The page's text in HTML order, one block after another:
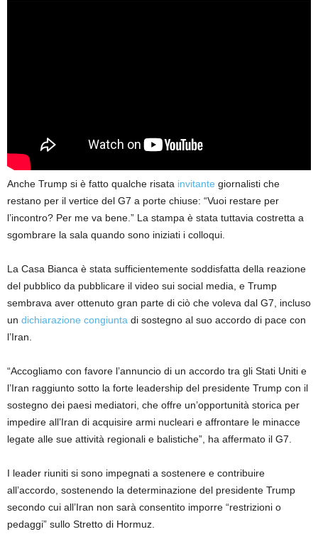
Anche Trump si è fatto qualche risata invitante giornalisti che
restano per il vertice del G7 a porte chiuse: “Vuoi restare per
l’incontro? Per me va bene.” La stampa è stata tuttavia costretta a
sgombrare la sala quando sono iniziati i colloqui.
La Casa Bianca è stata sufficientemente soddisfatta della reazione
del pubblico da pubblicare il video sui social media, e Trump
sembrava aver ottenuto gran parte di ciò che voleva dal G7, incluso
un dichiarazione congiunta di sostegno al suo accordo di pace con
l’Iran.
“Accogliamo con favore l’annuncio di un accordo tra gli Stati Uniti e
l’Iran raggiunto sotto la forte leadership del presidente Trump con il
sostegno dei paesi mediatori, che offre un’opportunità storica per
impedire all’Iran di acquisire armi nucleari e affrontare le minacce
legate alle sue attività regionali e balistiche”, ha affermato il G7.
I leader riuniti si sono impegnati a sostenere e contribuire
all’accordo, sostenendo la determinazione del presidente Trump
secondo cui all’Iran non sarà consentito imporre “restrizioni o
pedaggi” sullo Stretto di Hormuz.